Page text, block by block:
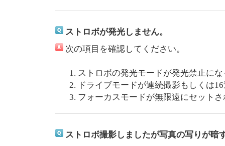
ストロボが発光しません。
次の項目を確認してください。
ストロボの発光モードが発光禁止に
ドライブモードが連続撮影もしくは
フォーカスモードが無限遠にセット
ストロボ撮影しましたが写真の写りが暗